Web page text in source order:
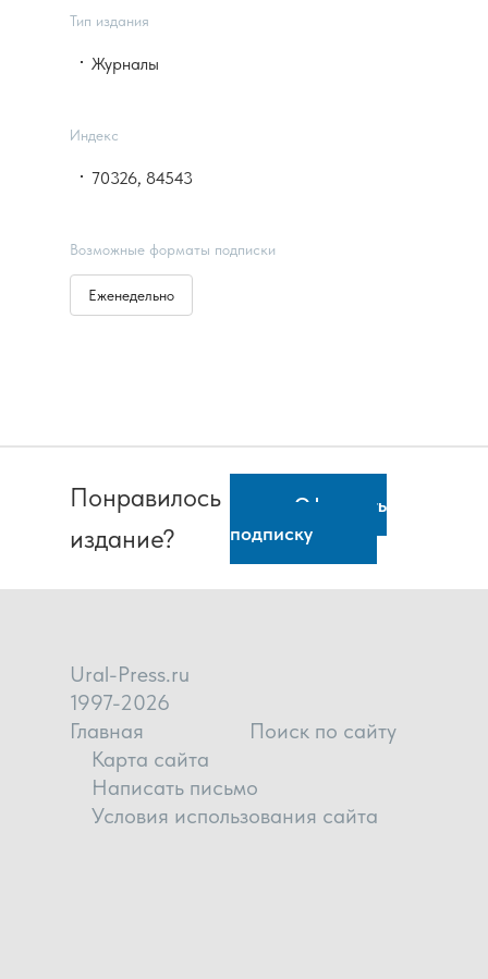
Тип издания
Журналы
Индекс
70326, 84543
Возможные форматы подписки
Еженедельно
Понравилось
издание?
Оформить
подписку
Ural-Press.ru
1997-2026
Главная
Поиск по сайту
Карта сайта
Написать письмо
Условия использования сайта